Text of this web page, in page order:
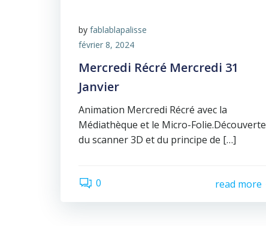
by fablablapalisse
février 8, 2024
Mercredi Récré Mercredi 31
Janvier
Animation Mercredi Récré avec la
Médiathèque et le Micro-Folie.Découverte
du scanner 3D et du principe de […]
0 read more